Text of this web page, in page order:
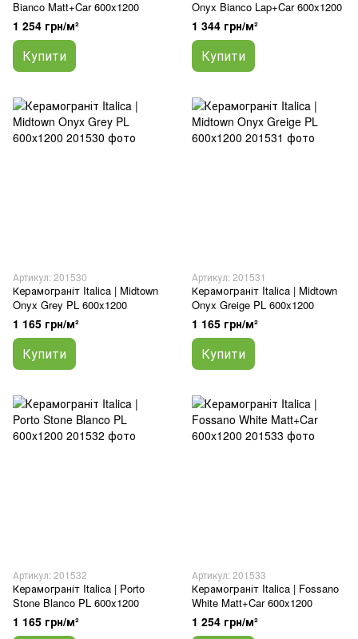
Bianco Matt+Car 600x1200
1 254 грн/м²
Купити
Onyx Bianco Lap+Car 600x1200
1 344 грн/м²
Купити
Артикул: 201530
Керамограніт Italica | Midtown
Onyx Grey PL 600x1200
1 165 грн/м²
Купити
Артикул: 201531
Керамограніт Italica | Midtown
Onyx Greige PL 600x1200
1 165 грн/м²
Купити
Артикул: 201532
Керамограніт Italica | Porto
Stone Blanco PL 600x1200
1 165 грн/м²
Артикул: 201533
Керамограніт Italica | Fossano
White Matt+Car 600x1200
1 254 грн/м²